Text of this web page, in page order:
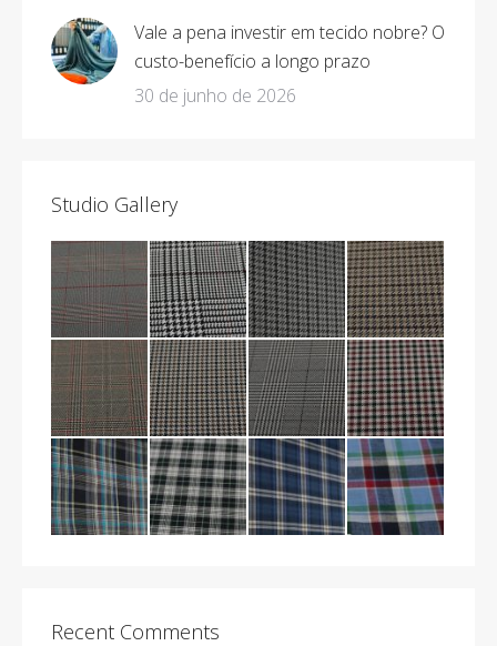
Vale a pena investir em tecido nobre? O
custo-benefício a longo prazo
30 de junho de 2026
Studio Gallery
Recent Comments